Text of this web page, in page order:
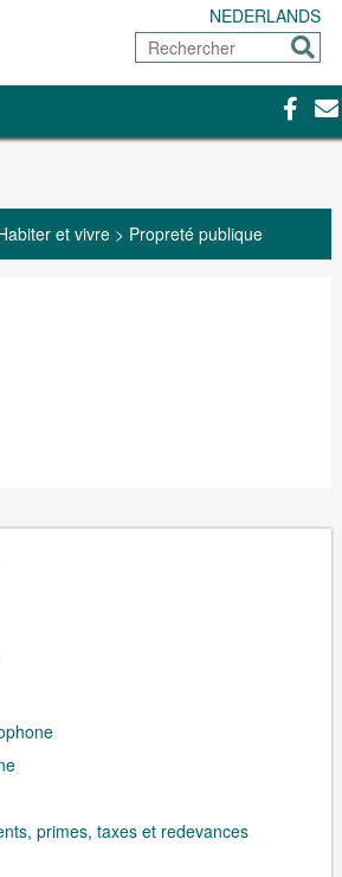
NEDERLANDS
Rechercher
et vivre> Propreté publique
primes, taxes et redevances